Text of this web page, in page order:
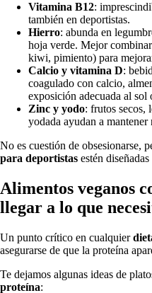
Vitamina B12:
también en deportistas.
Hierro: abunda en
hoja verde. Mejor
kiwi, pimiento) para
Calcio y vitamina D:
coagulado con calcio,
exposición adecuada al sol
Zinc y yodo: frutos secos,
yodada ayudan a mantener
No es cuestión de obsesionarse,
para deportistas estén
Alimentos veganos
llegar a lo que
Un punto crítico en cualquier
asegurarse de que la proteína
Te dejamos algunas ideas de
proteína: